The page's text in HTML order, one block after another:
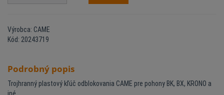
Výrobca: CAME
Kód: 20243719
Podrobný popis
Trojhranný plastový kľúč odblokovania CAME pre pohony BK, BX, KRONO a